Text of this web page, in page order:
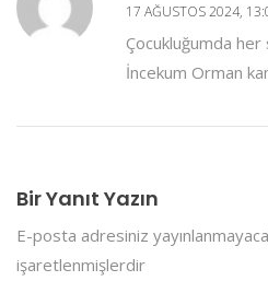
17 AĞUSTOS 2024,
Çocukluğumda
İncekum Orman
Bir Yanıt Yazın
E-posta adresiniz
işaretlenmişlerdir